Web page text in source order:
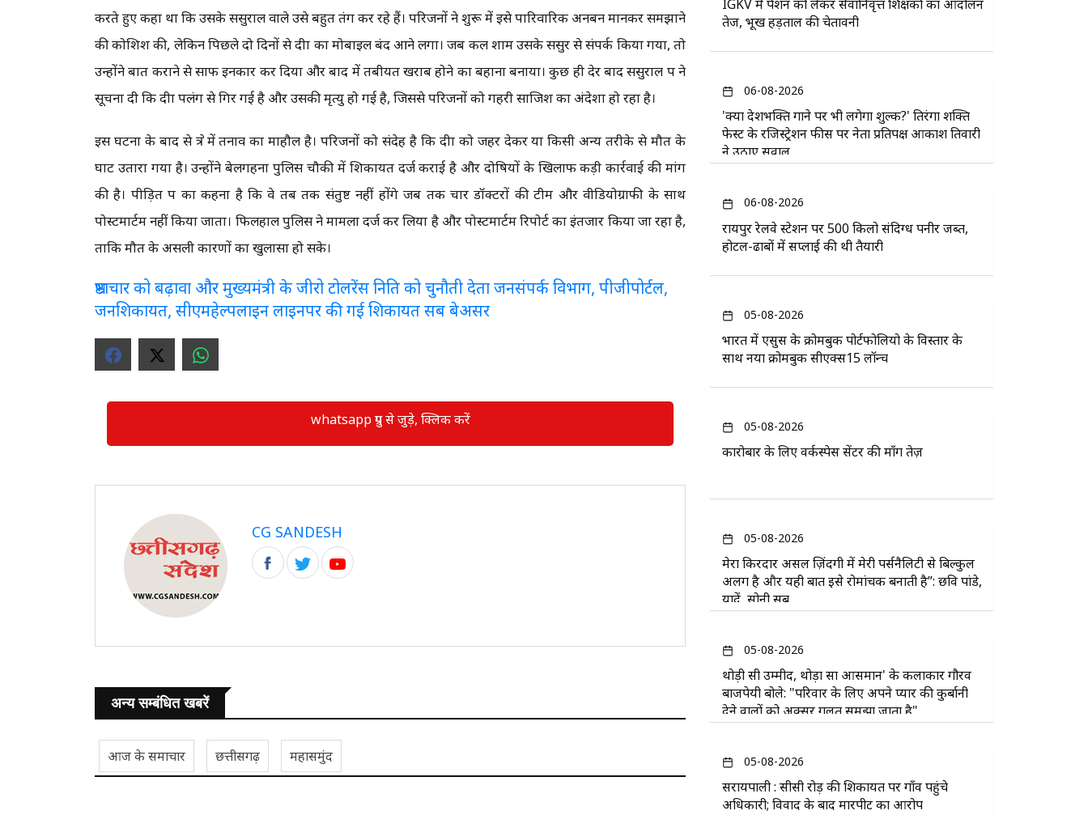
करते हुए कहा था कि उसके ससुराल वाले उसे बहुत तंग कर रहे हैं। परिजनों ने शुरू में इसे पारिवारिक अनबन मानकर समझाने
की कोशिश की, लेकिन पिछले दो दिनों से दीक्षा का मोबाइल बंद आने लगा। जब कल शाम उसके ससुर से संपर्क किया गया, तो
उन्होंने बात कराने से साफ इनकार कर दिया और बाद में तबीयत खराब होने का बहाना बनाया। कुछ ही देर बाद ससुराल पक्ष ने
सूचना दी कि दीक्षा पलंग से गिर गई है और उसकी मृत्यु हो गई है, जिससे परिजनों को गहरी साजिश का अंदेशा हो रहा है।
इस घटना के बाद से क्षेत्र में तनाव का माहौल है। परिजनों को संदेह है कि दीक्षा को जहर देकर या किसी अन्य तरीके से मौत के
घाट उतारा गया है। उन्होंने बेलगहना पुलिस चौकी में शिकायत दर्ज कराई है और दोषियों के खिलाफ कड़ी कार्रवाई की मांग
की है। पीड़ित पक्ष का कहना है कि वे तब तक संतुष्ट नहीं होंगे जब तक चार डॉक्टरों की टीम और वीडियोग्राफी के साथ
पोस्टमार्टम नहीं किया जाता। फिलहाल पुलिस ने मामला दर्ज कर लिया है और पोस्टमार्टम रिपोर्ट का इंतजार किया जा रहा है,
ताकि मौत के असली कारणों का खुलासा हो सके।
भ्रष्टाचार को बढ़ावा और मुख्यमंत्री के जीरो टोलरेंस निति को चुनौती देता जनसंपर्क विभाग, पीजीपोर्टल,
जनशिकायत, सीएमहेल्पलाइन लाइनपर की गई शिकायत सब बेअसर
whatsapp ग्रुप से जुड़े, क्लिक करें
CG SANDESH
अन्य सम्बंधित खबरें
आज के समाचार छत्तीसगढ़ महासमुंद
IGKV में पेंशन को लेकर सेवानिवृत्त शिक्षकों का आंदोलन
तेज, भूख हड़ताल की चेतावनी
06-08-2026
'क्या देशभक्ति गाने पर भी लगेगा शुल्क?' तिरंगा शक्ति
फेस्ट के रजिस्ट्रेशन फीस पर नेता प्रतिपक्ष आकाश तिवारी
ने उठाए सवाल
06-08-2026
रायपुर रेलवे स्टेशन पर 500 किलो संदिग्ध पनीर जब्त,
होटल-ढाबों में सप्लाई की थी तैयारी
05-08-2026
भारत में एसुस के क्रोमबुक पोर्टफोलियो के विस्तार के
साथ नया क्रोमबुक सीएक्स15 लॉन्च
05-08-2026
कारोबार के लिए वर्कस्पेस सेंटर की माँग तेज़
05-08-2026
मेरा किरदार असल ज़िंदगी में मेरी पर्सनैलिटी से बिल्कुल
अलग है और यही बात इसे रोमांचक बनाती है”: छवि पांडे,
यादें, सोनी सब
05-08-2026
थोड़ी सी उम्मीद, थोड़ा सा आसमान' के कलाकार गौरव
बाजपेयी बोले: "परिवार के लिए अपने प्यार की कुर्बानी
देने वालों को अक्सर गलत समझा जाता है"
05-08-2026
सरायपाली : सीसी रोड़ की शिकायत पर गाँव पहुंचे
अधिकारी; विवाद के बाद मारपीट का आरोप